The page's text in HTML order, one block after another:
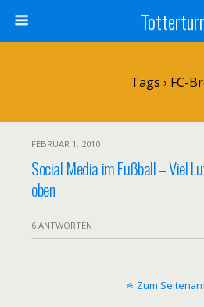
Tags › FC-
FEBRUAR 1, 2010
Social Media im Fußball – Viel
oben
6 ANTWORTEN
Zum